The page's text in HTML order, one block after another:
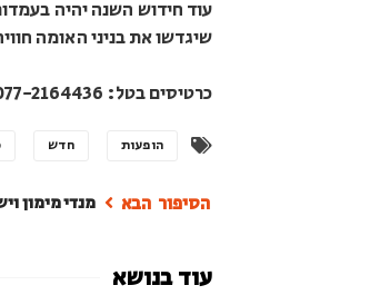
עוד חידוש השנה יהיה
שיגדשו את בניני האומה
כרטיסים בטל: 077-2164436 ,052-6070412
הופעות חדש
מנדי מימון